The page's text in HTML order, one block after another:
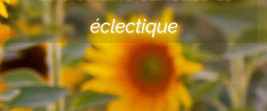
éclectique